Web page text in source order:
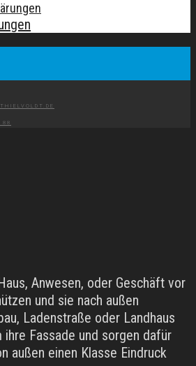
88
Anwesen, oder Geschäft vor
und sie nach außen
Ladenstraße oder Landhaus
ihre Fassade und sorgen dafür
außen einen Klasse Eindruck